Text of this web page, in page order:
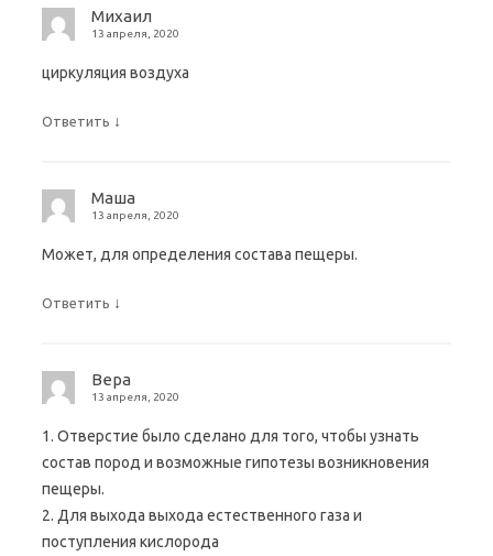
Михаил
13 апреля, 2020
циркуляция воздуха
Ответить ↓
Маша
13 апреля, 2020
Может, для определения состава пещеры.
Ответить ↓
Вера
13 апреля, 2020
1. Отверстие было сделано для того, чтобы узнать
состав пород и возможные гипотезы возникновения
пещеры.
2. Для выхода выхода естественного газа и
поступления кислорода